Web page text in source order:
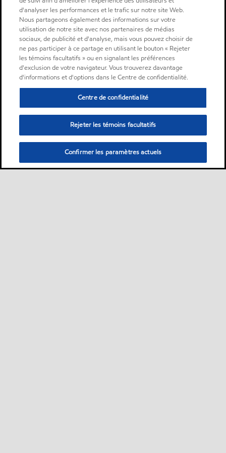
d'analyser les performances et le trafic sur notre site Web.
Nous partageons également des informations sur votre
utilisation de notre site avec nos partenaires de médias
sociaux, de publicité et d'analyse, mais vous pouvez choisir de
ne pas participer à ce partage en utilisant le bouton « Rejeter
les témoins facultatifs » ou en signalant les préférences
d'exclusion de votre navigateur. Vous trouverez davantage
d'informations et d'options dans le Centre de confidentialité.
Centre de confidentialité
Rejeter les témoins facultatifs
Confirmer les paramètres actuels